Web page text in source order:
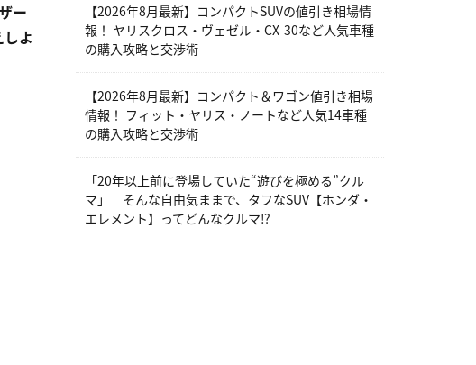
ー
よ
【2026年8月最新】コンパクトSUVの値引き相場情
報！ ヤリスクロス・ヴェゼル・CX-30など人気車種
の購入攻略と交渉術
【2026年8月最新】コンパクト＆ワゴン値引き相場
情報！ フィット・ヤリス・ノートなど人気14車種
の購入攻略と交渉術
「20年以上前に登場していた“遊びを極める”クル
マ」 そんな自由気ままで、タフなSUV【ホンダ・
エレメント】ってどんなクルマ⁉︎